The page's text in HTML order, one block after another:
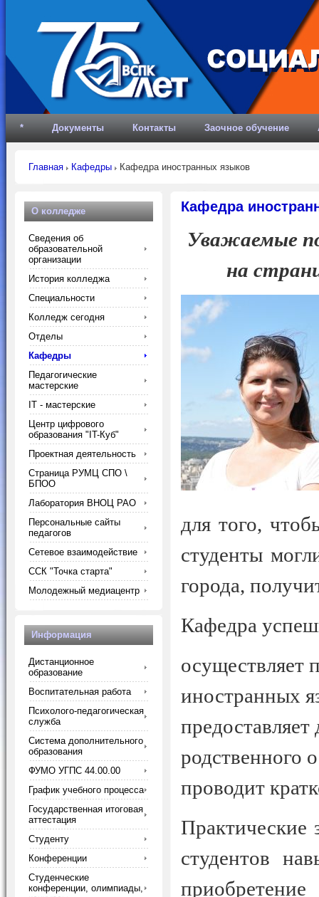
* Документы Контакты Заочное обучение
Главная Кафедры Кафедра иностранных языков
Кафедра
Уважаемые
на
для того,
студенты
города,
Кафедра
осуществляет
иностранных
предоставляет
родственного
проводит
Практические
студентов
О колледже
Сведения об
образовательной
организации
История колледжа
Специальности
Колледж сегодня
Отделы
Кафедры
Педагогические
мастерские
IT - мастерские
Центр цифрового
образования "IT-Куб"
Проектная деятельность
Страница РУМЦ СПО \
БПОО
Лаборатория ВНОЦ РАО
Персональные сайты
педагогов
Сетевое взаимодействие
ССК "Точка старта"
Молодежный медиацентр
Информация
Дистанционное
образование
Воспитательная работа
Психолого-педагогическая
служба
Система дополнительного
образования
ФУМО УГПС 44.00.00
График учебного процесса
Государственная итоговая
аттестация
Студенту
Конференции
Студенческие
конференции, олимпиады,